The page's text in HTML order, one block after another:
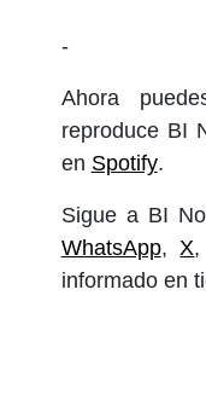
-
Ahora
reproduce BI
en Spotify.
Sigue a BI
WhatsApp, X
informado en